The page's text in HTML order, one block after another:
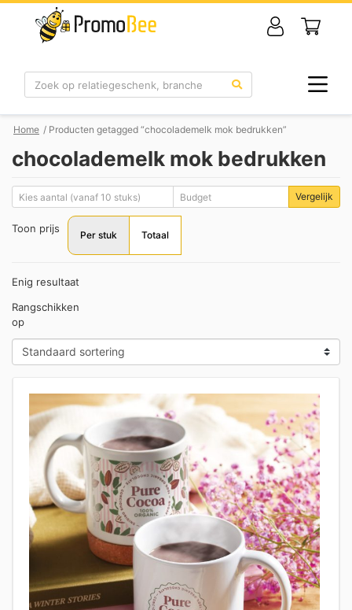
Zoek
Home / Producten getagged “chocolademelk mok bedrukken”
chocolademelk mok bedrukken
Vergelijk
Toon prijs
Per stuk Totaal
Enig resultaat
Rangschikken
op